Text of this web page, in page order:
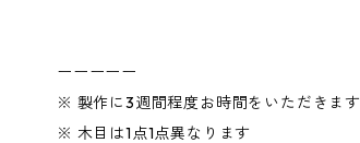
ーーーーー
※ 製作に3週間程度お時間をいただきます
※ 木目は1点1点異なります